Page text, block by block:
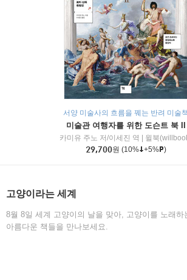
서양 미술사의 흐름을 꿰는 반려 미술
미술관 여행자를 위한 도슨트 북 II
카미유 주노 저/이세진 역
윌북
29,700원 (10% +5% )
고양이라는 세계
8월 8일 세계 고양이의 날을 맞아, 고양이를 노래하
아름다운 책들을 만나보세요.